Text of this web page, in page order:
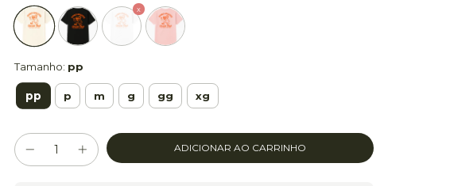
Tamanho: pp
pp p m g gg xg